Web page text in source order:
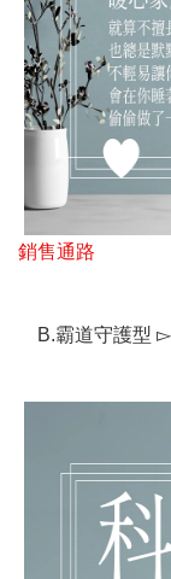
銷售通路
B.霸道守護型 ▻